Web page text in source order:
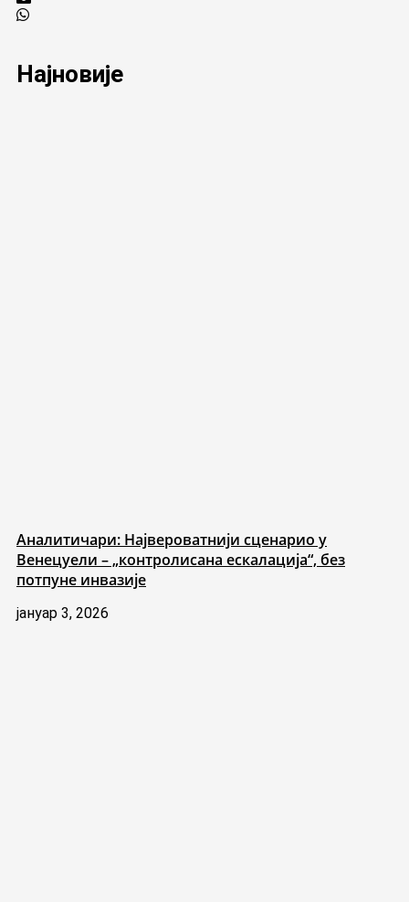
Најновије
Аналитичари: Највероватнији сценарио у
Венецуели – „контролисана ескалација“, без
потпуне инвазије
јануар 3, 2026